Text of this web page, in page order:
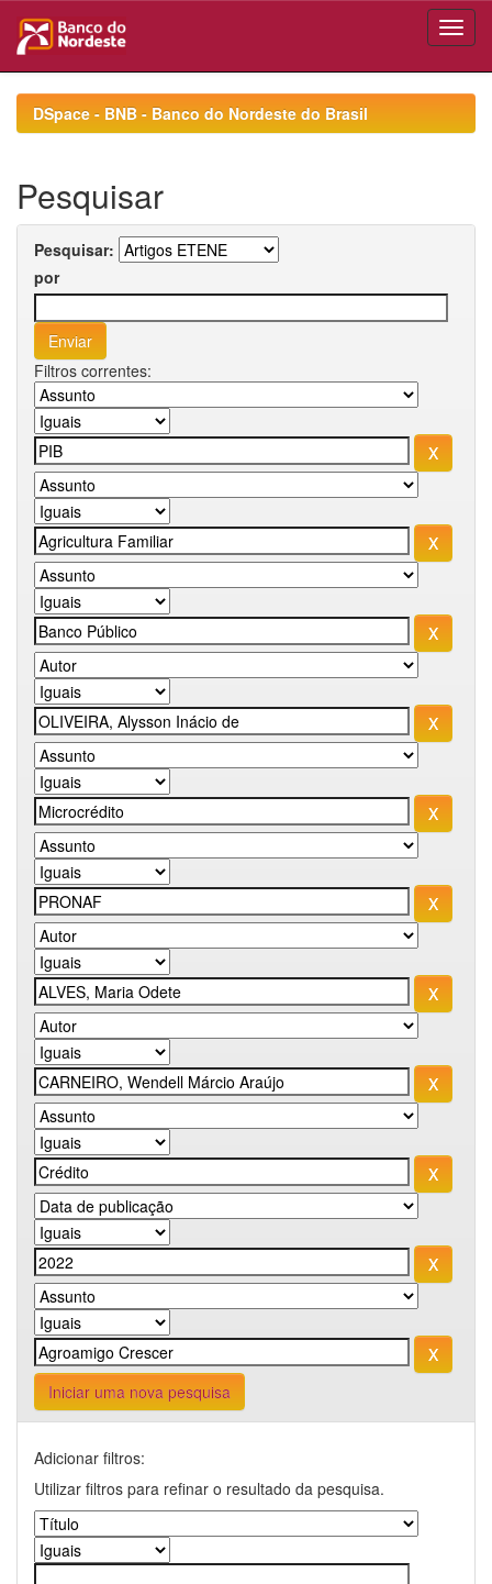
navigationDSpace - BNB - Banco do Nordeste do Brasil
Pesquisar
Pesquisar:
por
Filtros correntes:
Iniciar uma nova pesquisa
Adicionar filtros:
Utilizar filtros para refinar o resultado da pesquisa.